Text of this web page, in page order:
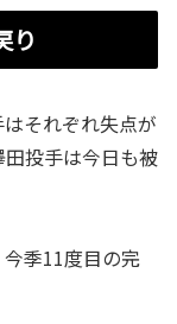
り
それぞれ失点が
投手は今日も被
季11度目の完